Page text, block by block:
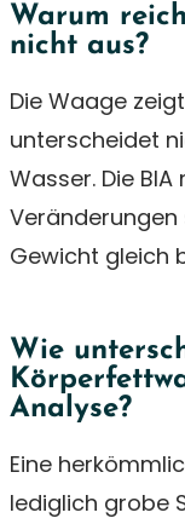
Warum
nicht aus?
Die Waage
unterscheidet
Wasser. Die
Gewicht gleich
Wie
Analyse?
Eine
lediglich grobe